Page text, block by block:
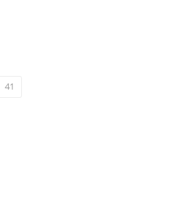
41